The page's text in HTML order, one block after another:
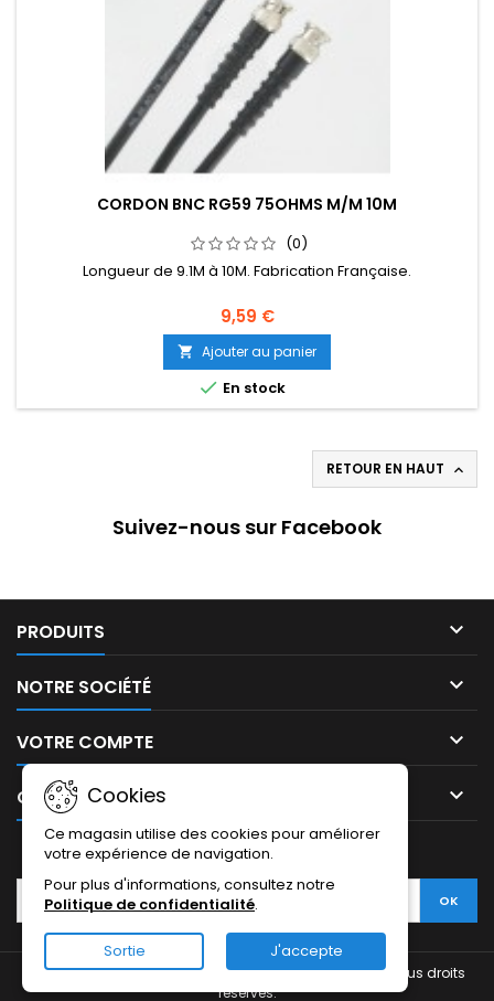
CORDON BNC RG59 75OHMS M/M 10M
(0)
Longueur de 9.1M à 10M. Fabrication Française.
9,59 €
 Ajouter au panier
 En stock
RETOUR EN HAUT 
Suivez-nous sur Facebook
PRODUITS 
NOTRE SOCIÉTÉ 
VOTRE COMPTE 
CONTACT 
Cookies
Ce magasin utilise des cookies pour améliorer
votre expérience de navigation.
Pour plus d'informations, consultez notre
Politique de confidentialité.
Sortie J'accepte
LETTRE D'INFORMATIONS
© Copyright 2026 AIEI - Votre partenaire connectique. Tous droits
réservés.